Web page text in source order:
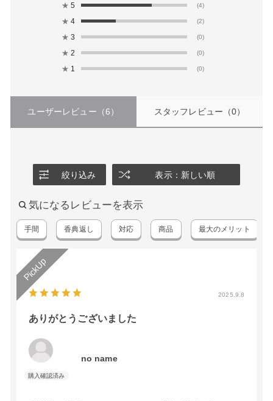
★ 5 (4)
★ 4 (2)
★ 3 (0)
★ 2 (0)
★ 1 (0)
ユーザーレビュー （6） スタッフレビュー （0）
絞り込み 表示：新しい順
気になるレビューを表示
手間 香典返し 対応 商品 最大のメリット
2025.9.8
ありがとうございました
no name